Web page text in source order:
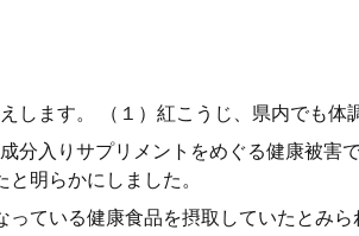
します。 （１）紅こうじ、県内でも体
分入りサプリメントをめぐる健康被害
明らかにしました。
っている健康食品を摂取していたとみ